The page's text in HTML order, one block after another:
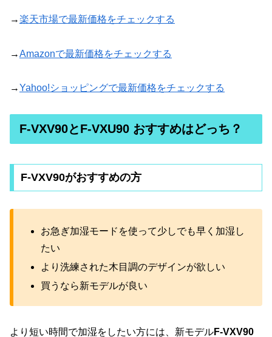
→楽天市場で最新価格をチェックする
→Amazonで最新価格をチェックする
→ Yahoo!ショッピングで最新価格をチェックする
F-VXV90とF-VXU90 おすすめはどっち？
F-VXV90がおすすめの方
お急ぎ加湿モードを使って少しでも早く加湿し
たい
より洗練された木目調のデザインが欲しい
買うなら新モデルが良い
より短い時間で加湿をしたい方には、新モデルF-VXV90